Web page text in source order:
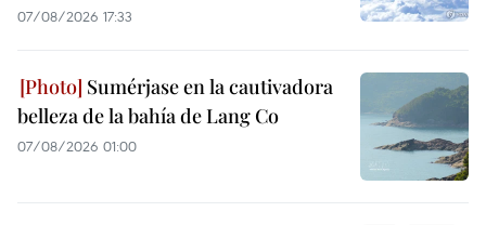
07/08/2026 17:33
Sumérjase en la cautivadora
belleza de la bahía de Lang Co
07/08/2026 01:00